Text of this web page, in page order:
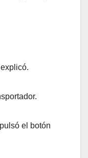
el botón